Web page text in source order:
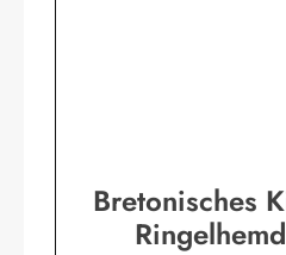
Bretonisches